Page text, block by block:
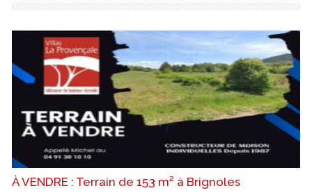
À VENDRE : Terrain de 153 m² à Brignoles